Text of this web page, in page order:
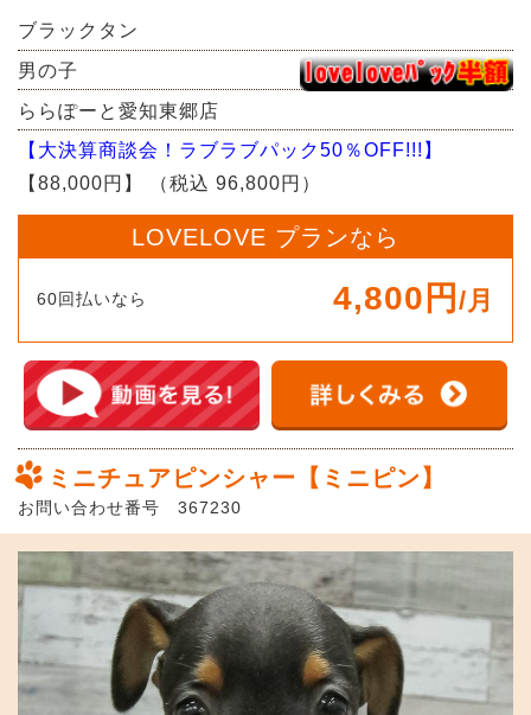
ブラックタン
男の子
ららぽーと愛知東郷店
【大決算商談会！ラブラブパック50％OFF!!!】
【88,000円】
（税込 96,800円）
LOVELOVE プランなら
60回払いなら 4,800円 /月
ミニチュアピンシャー【ミニピン】
お問い合わせ番号 367230